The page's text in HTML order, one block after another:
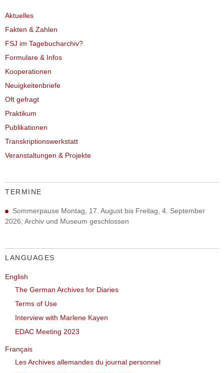
Aktuelles
Fakten & Zahlen
FSJ im Tagebucharchiv?
Formulare & Infos
Kooperationen
Neuigkeitenbriefe
Oft gefragt
Praktikum
Publikationen
Transkriptionswerkstatt
Veranstaltungen & Projekte
TERMINE
Sommerpause Montag, 17. August bis Freitag, 4. September
2026; Archiv und Museum geschlossen
LANGUAGES
English
The German Archives for Diaries
Terms of Use
Interview with Marlene Kayen
EDAC Meeting 2023
Français
Les Archives allemandes du journal personnel